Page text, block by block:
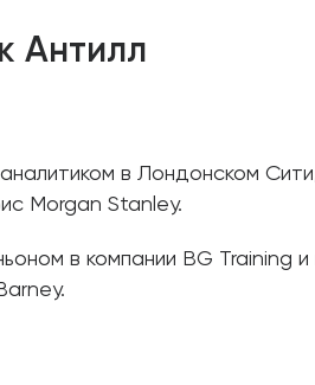
Антилл
в Лондонском Сити,
Morgan Stanley.
в компании BG Training и